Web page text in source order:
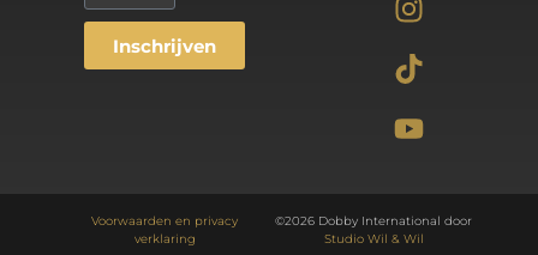
Inschrijven
Voorwaarden en privacy
verklaring
©2026 Dobby International door
Studio Wil & Wil